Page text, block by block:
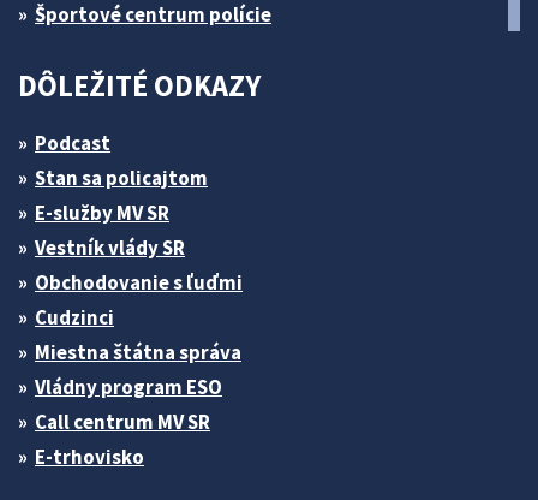
Športové centrum polície
DÔLEŽITÉ ODKAZY
Podcast
Stan sa policajtom
E-služby MV SR
Vestník vlády SR
Obchodovanie s ľuďmi
Cudzinci
Miestna štátna správa
Vládny program ESO
Call centrum MV SR
E-trhovisko